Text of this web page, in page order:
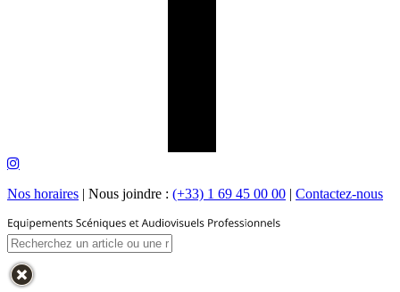
Nos horaires | Nous joindre : (+33) 1 69 45 00 00 | Contactez-nous